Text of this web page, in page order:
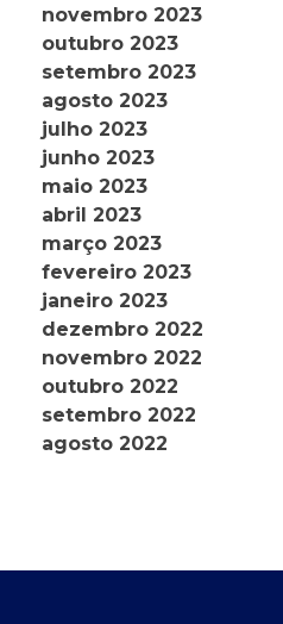
novembro 2023
outubro 2023
setembro 2023
agosto 2023
julho 2023
junho 2023
maio 2023
abril 2023
março 2023
fevereiro 2023
janeiro 2023
dezembro 2022
novembro 2022
outubro 2022
setembro 2022
agosto 2022